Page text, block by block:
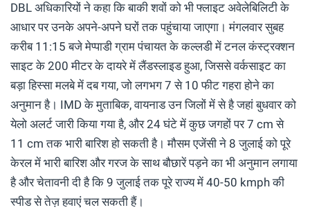
DBL अधिकारियों ने कहा कि बाकी शवों को भी फ्लाइट अवेलेबिलिटी के
आधार पर उनके अपने-अपने घरों तक पहुंचाया जाएगा। मंगलवार सुबह
करीब 11:15 बजे मेप्पाडी ग्राम पंचायत के कल्लडी में टनल कंस्ट्रक्शन
साइट के 200 मीटर के दायरे में लैंडस्लाइड हुआ, जिससे वर्कसाइट का
बड़ा हिस्सा मलबे में दब गया, जो लगभग 7 से 10 फीट गहरा होने का
अनुमान है। IMD के मुताबिक, वायनाड उन जिलों में से है जहां बुधवार को
येलो अलर्ट जारी किया गया है, और 24 घंटे में कुछ जगहों पर 7 cm से
11 cm तक भारी बारिश हो सकती है। मौसम एजेंसी ने 8 जुलाई को पूरे
केरल में भारी बारिश और गरज के साथ बौछारें पड़ने का भी अनुमान लगाया
है और चेतावनी दी है कि 9 जुलाई तक पूरे राज्य में 40-50 kmph की
स्पीड से तेज़ हवाएं चल सकती हैं।